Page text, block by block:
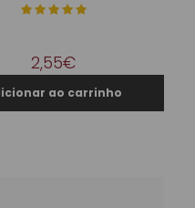
2,55€